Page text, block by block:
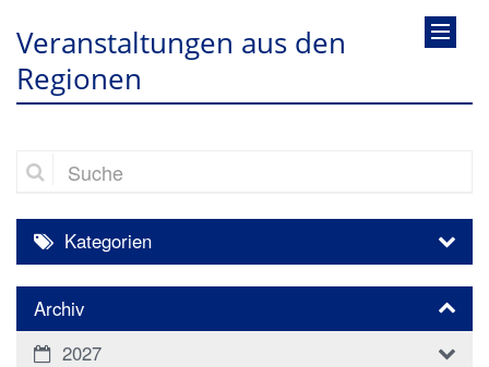
Veranstaltungen aus den
Regionen
Suche
Kategorien
Archiv
2027